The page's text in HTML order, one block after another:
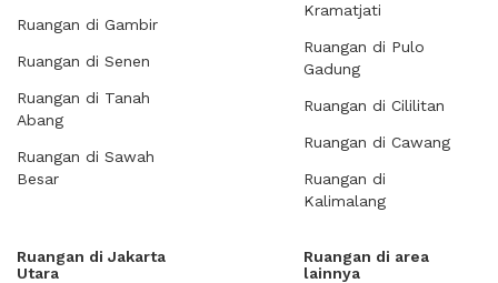
Ruangan di Gambir
Ruangan di Senen
Ruangan di Tanah
Abang
Ruangan di Sawah
Besar
Kramatjati
Ruangan di Pulo
Gadung
Ruangan di Cililitan
Ruangan di Cawang
Ruangan di
Kalimalang
Ruangan di Jakarta
Utara
Ruangan di area
lainnya